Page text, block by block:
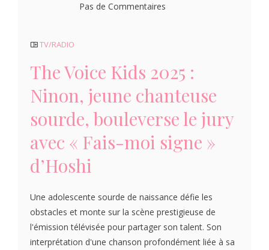
Pas de Commentaires
TV/RADIO
The Voice Kids 2025 :
Ninon, jeune chanteuse
sourde, bouleverse le jury
avec « Fais-moi signe »
d’Hoshi
Une adolescente sourde de naissance défie les
obstacles et monte sur la scène prestigieuse de
l'émission télévisée pour partager son talent. Son
interprétation d'une chanson profondément liée à sa